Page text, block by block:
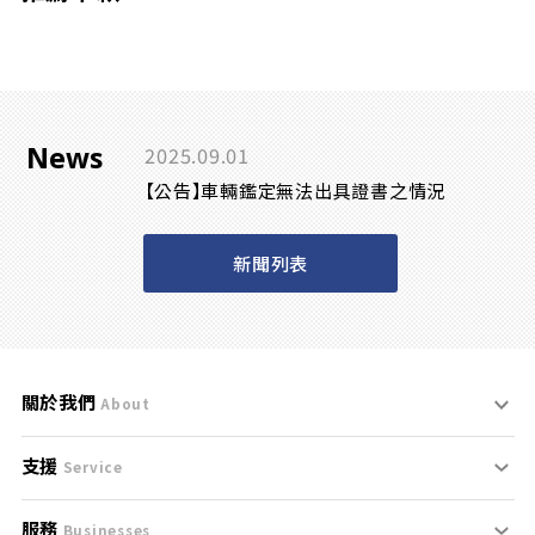
News 2025.09.01
【公告】車輛鑑定無法出具證書之情況
新聞列表
關於我們 About
刊登規範
支援 Service
服務 Businesses